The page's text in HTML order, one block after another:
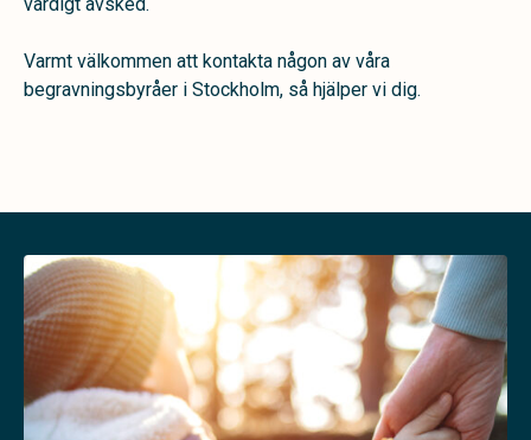
Varmt välkommen att kontakta någon av våra
begravningsbyråer i Stockholm, så hjälper vi dig.